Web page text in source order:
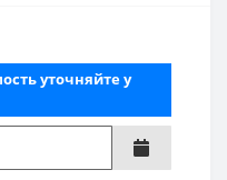
уточняйте у